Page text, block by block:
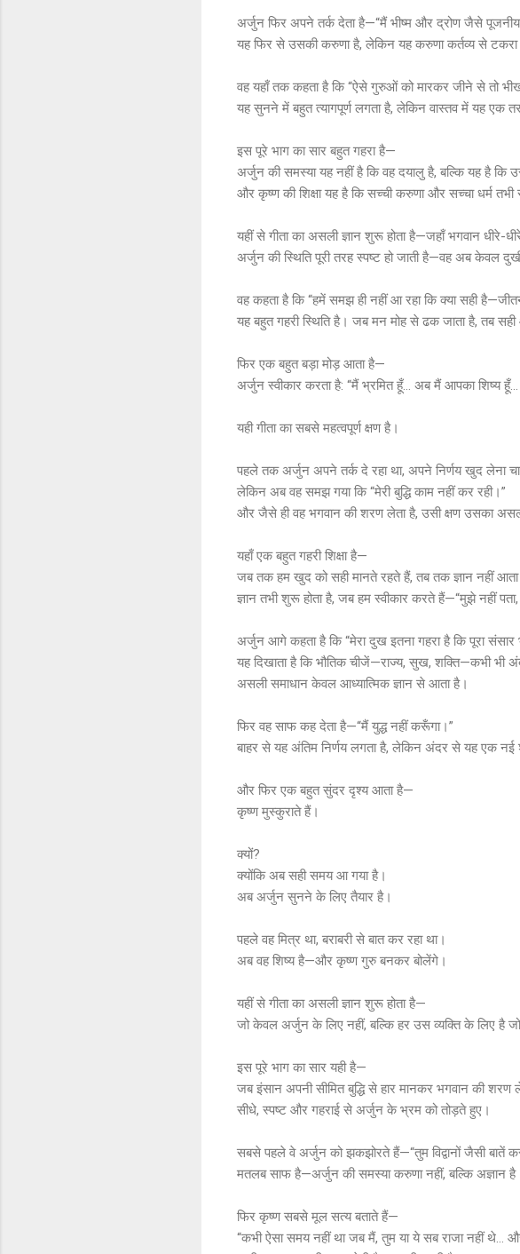
अर्जुन फिर अपने तर्क देता है—“मैं भीष्म और द्रोण जैसे
यह फिर से उसकी करुणा है, लेकिन यह करुणा कर्तव्य से
वह यहाँ तक कहता है कि “ऐसे गुरुओं को मारकर जीने से तो
यह सुनने में बहुत त्यागपूर्ण लगता है, लेकिन वास्तव में यह एक
इस पूरे भाग का सार बहुत गहरा है—
अर्जुन की समस्या यह नहीं है कि वह दयालु है, बल्कि यह है कि
और कृष्ण की शिक्षा यह है कि सच्ची करुणा और सच्चा धर्म
यहीं से गीता का असली ज्ञान शुरू होता है—जहाँ भगवान धीरे-
अर्जुन की स्थिति पूरी तरह स्पष्ट हो जाती है—वह अब केवल
वह कहता है कि “हमें समझ ही नहीं आ रहा कि क्या सही
यह बहुत गहरी स्थिति है। जब मन मोह से ढक जाता है, तब
फिर एक बहुत बड़ा मोड़ आता है—
अर्जुन स्वीकार करता है: “मैं भ्रमित हूँ… अब मैं आपका शिष्य हूँ…
यही गीता का सबसे महत्वपूर्ण क्षण है।
पहले तक अर्जुन अपने तर्क दे रहा था, अपने निर्णय खुद लेना
लेकिन अब वह समझ गया कि “मेरी बुद्धि काम नहीं कर रही।”
और जैसे ही वह भगवान की शरण लेता है, उसी क्षण उसका
यहाँ एक बहुत गहरी शिक्षा है—
जब तक हम खुद को सही मानते रहते हैं, तब तक ज्ञान नहीं
ज्ञान तभी शुरू होता है, जब हम स्वीकार करते हैं—“मुझे नहीं पता,
अर्जुन आगे कहता है कि “मेरा दुख इतना गहरा है कि पूरा संसार
यह दिखाता है कि भौतिक चीजें—राज्य, सुख, शक्ति—कभी
असली समाधान केवल आध्यात्मिक ज्ञान से आता है।
फिर वह साफ कह देता है—“मैं युद्ध नहीं करूँगा।”
बाहर से यह अंतिम निर्णय लगता है, लेकिन अंदर से यह एक
और फिर एक बहुत सुंदर दृश्य आता है—
कृष्ण मुस्कुराते हैं।
क्यों?
क्योंकि अब सही समय आ गया है।
अब अर्जुन सुनने के लिए तैयार है।
पहले वह मित्र था, बराबरी से बात कर रहा था।
अब वह शिष्य है—और कृष्ण गुरु बनकर बोलेंगे।
यहीं से गीता का असली ज्ञान शुरू होता है—
जो केवल अर्जुन के लिए नहीं, बल्कि हर उस व्यक्ति के लिए है
इस पूरे भाग का सार यही है—
जब इंसान अपनी सीमित बुद्धि से हार मानकर भगवान की
सीधे, स्पष्ट और गहराई से अर्जुन के भ्रम को तोड़ते हुए।
सबसे पहले वे अर्जुन को झकझोरते हैं—“तुम विद्वानों जैसी बातें
मतलब साफ है—अर्जुन की समस्या करुणा नहीं, बल्कि अज्ञान
फिर कृष्ण सबसे मूल सत्य बताते हैं—
“कभी ऐसा समय नहीं था जब मैं, तुम या ये सब राजा नहीं थे…